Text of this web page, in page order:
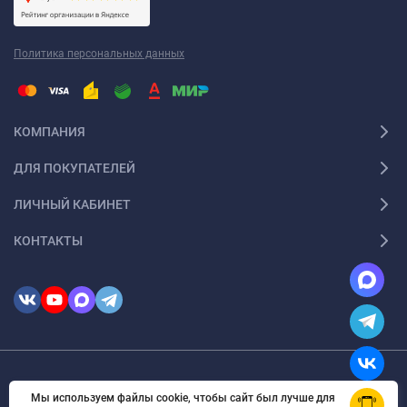
монтажа:
Прямые цветные вставки
представляют собой прямую полосу из ПВХ-плёнки,
различных цветах и оттенках, что позволяет подобрать
цветных вставок, который представляет собой полосу из
ПВХ-плёнки с фигурным краем. Фигурные цветные вставки
могут быть выполнены в виде волн, зигзагов, кругов и
других геометрических фигур. Они позволяют создавать
уникальные и оригинальные дизайны, которые будут
— это вид цветных вставок,
Политика персональных данных
КОМПАНИЯ
ДЛЯ ПОКУПАТЕЛЕЙ
ЛИЧНЫЙ КАБИНЕТ
КОНТАКТЫ
Мы используем файлы cookie, чтобы сайт был лучше для